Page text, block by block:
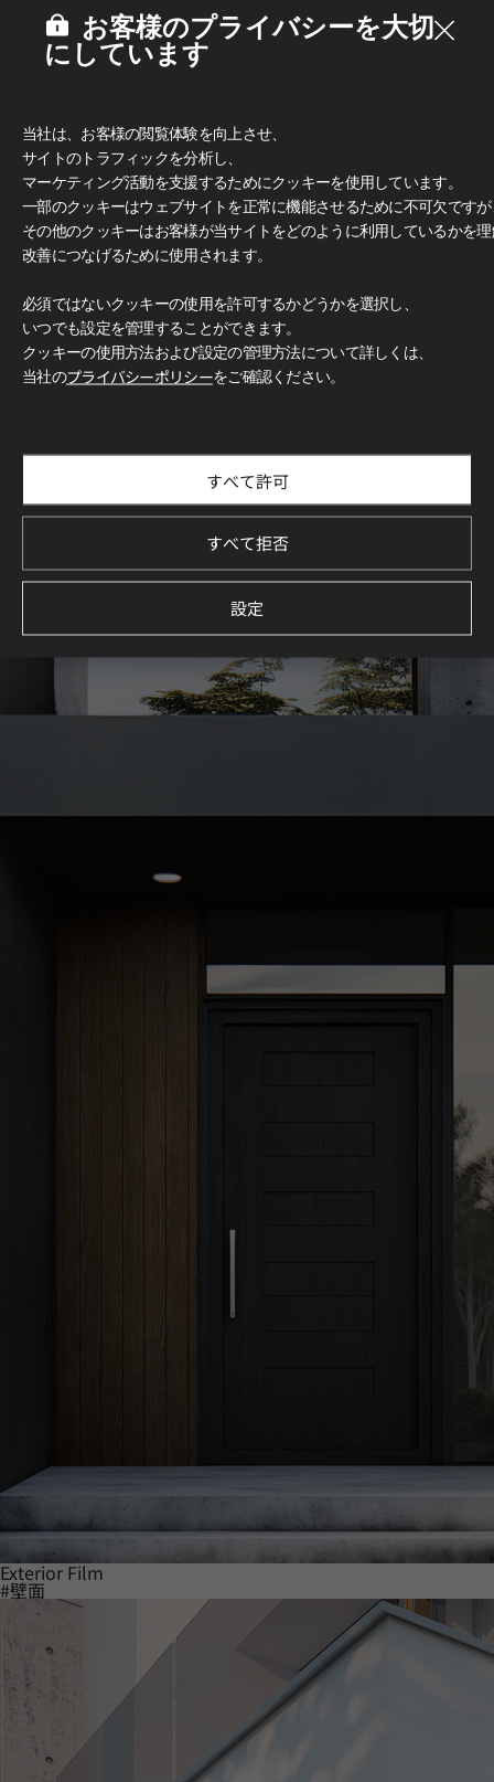
多彩なデザインとカラー
豊富なカラーと柄で、無限のデザイン可能性をお楽しみいただ
けます。 クラシックな木目柄からモダンなグレー、トレンド
感のあふれるアクセントカラーまで、 独創的で洗練された空
間づくりを自由に演出できます。
厳選された空間コレクションを通じて、理想の空間づくりを
イメージしてください。
Exterior Film
#壁面
お客様のプライバシーを大切
にしています
当社は、お客様の閲覧体験を向上させ、
サイトのトラフィックを分析し、
マーケティング活動を支援するためにクッキーを使用しています。
一部のクッキーはウェブサイトを正常に機能させるために不可欠です
その他のクッキーはお客様が当サイトをどのように利用しているかを
改善につなげるために使用されます。
必須ではないクッキーの使用を許可するかどうかを選択し、
いつでも設定を管理することができます。
クッキーの使用方法および設定の管理方法について詳しくは、
当社のプライバシーポリシーをご確認ください。
すべて許可
すべて拒否
設定